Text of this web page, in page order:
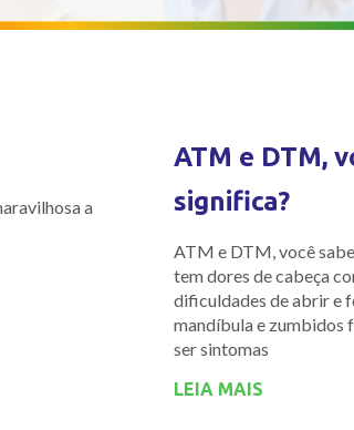
a
ATM e DTM,
significa?
ATM e DTM, você
tem dores de cabeça
dificuldades de abrir e
mandíbula e zumbidos
ser sintomas
LEIA MAIS